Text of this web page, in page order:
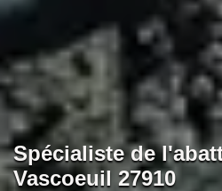
Spécialiste de
Vascoeuil 27910